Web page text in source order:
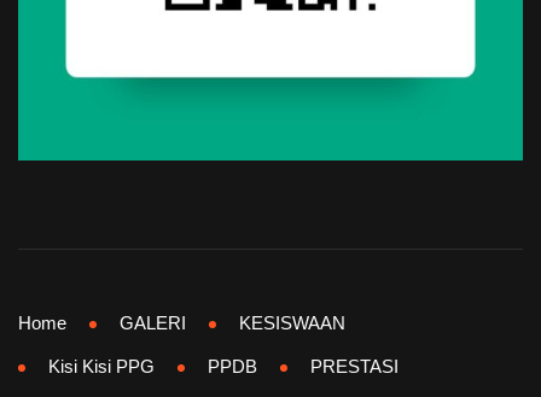
Home GALERI KESISWAAN
Kisi Kisi PPG PPDB PRESTASI